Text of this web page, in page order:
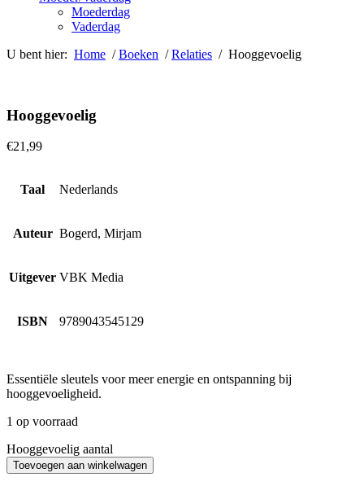
Moederdag
Vaderdag
U bent hier: Home /Boeken /Relaties / Hooggevoelig
Hooggevoelig
€21,99
Taal Nederlands
Auteur Bogerd, Mirjam
Uitgever VBK Media
ISBN 9789043545129
Essentiële sleutels voor meer energie en ontspanning bij
hooggevoeligheid.
1 op voorraad
Hooggevoelig aantal
Toevoegen aan winkelwagen